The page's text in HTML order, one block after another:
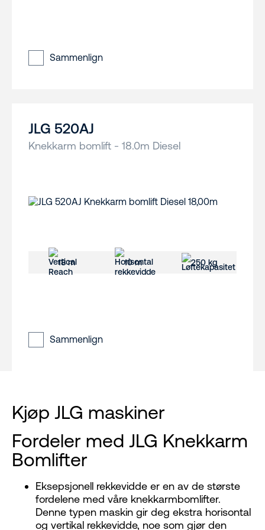
Sammenlign
JLG 520AJ
Knekkarm bomlift - 18.0m Diesel
18 m 10 m 250 kg
Sammenlign
Kjøp JLG maskiner
Fordeler med JLG Knekkarm
Bomlifter
Eksepsjonell rekkevidde er en av de største
fordelene med våre knekkarmbomlifter.
Denne typen maskin gir deg ekstra horisontal
og vertikal rekkevidde, noe som gjør den